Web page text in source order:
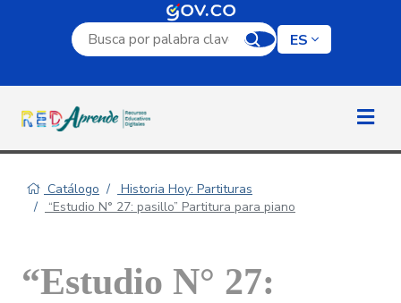
Campo de búsqueda por palabra clave
ES
Catálogo
Historia Hoy: Partituras
“Estudio N° 27: pasillo” Partitura para piano
“Estudio N° 27: